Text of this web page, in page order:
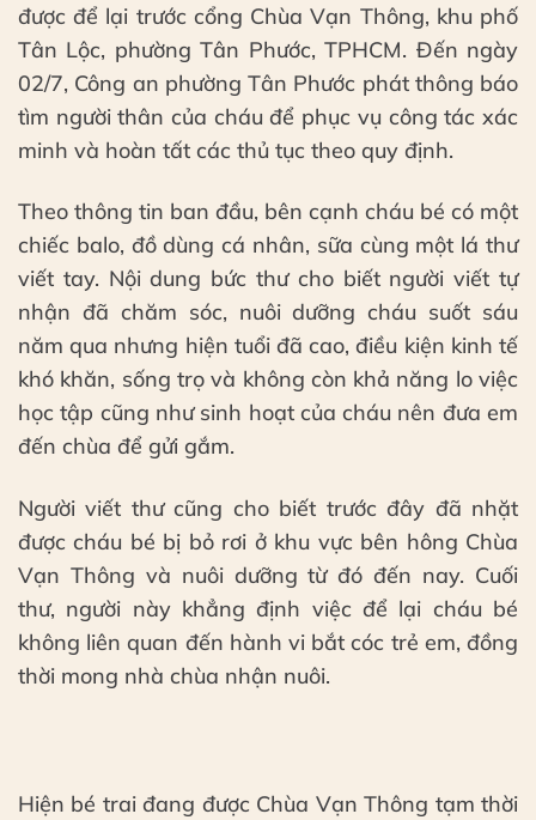
được để lại trước cổng Chùa Vạn Thông, khu phố
Tân Lộc, phường Tân Phước, TPHCM. Đến ngày
02/7, Công an phường Tân Phước phát thông báo
tìm người thân của cháu để phục vụ công tác xác
minh và hoàn tất các thủ tục theo quy định.
Theo thông tin ban đầu, bên cạnh cháu bé có một
chiếc balo, đồ dùng cá nhân, sữa cùng một lá thư
viết tay. Nội dung bức thư cho biết người viết tự
nhận đã chăm sóc, nuôi dưỡng cháu suốt sáu
năm qua nhưng hiện tuổi đã cao, điều kiện kinh tế
khó khăn, sống trọ và không còn khả năng lo việc
học tập cũng như sinh hoạt của cháu nên đưa em
đến chùa để gửi gắm.
Người viết thư cũng cho biết trước đây đã nhặt
được cháu bé bị bỏ rơi ở khu vực bên hông Chùa
Vạn Thông và nuôi dưỡng từ đó đến nay. Cuối
thư, người này khẳng định việc để lại cháu bé
không liên quan đến hành vi bắt cóc trẻ em, đồng
thời mong nhà chùa nhận nuôi.
Hiện bé trai đang được Chùa Vạn Thông tạm thời